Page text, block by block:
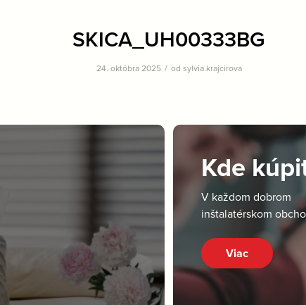
SKICA_UH00333BG
24. októbra 2025 / od sylvia.krajcirova
Kde
V každom dobrom
inštalatérskom
Viac